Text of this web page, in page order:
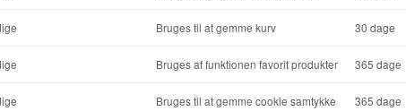
Bruges til at gemme kurv
Bruges af funktionen favorit produkter
Bruges til at gemme cookie samtykke
30 dage
365 dage
365 dage